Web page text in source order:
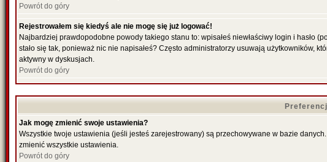
Powrót do góry
Rejestrowałem się kiedyś ale nie mogę się już logować!
Najbardziej prawdopodobne powody takiego stanu to: wpisałeś niewłaściwy login i hasło
stało się tak, ponieważ nic nie napisałeś? Często administratorzy usuwają użytkowników,
aktywny w dyskusjach.
Powrót do góry
Jak mogę zmienić swoje ustawienia?
Wszystkie twoje ustawienia (jeśli jesteś zarejestrowany) są przechowywane w bazie
zmienić wszystkie ustawienia.
Powrót do góry